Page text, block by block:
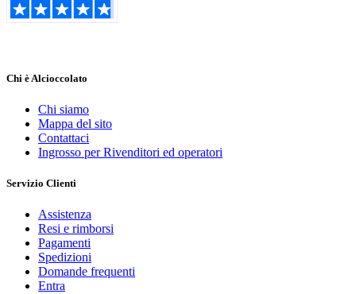
Chi è Alcioccolato
Chi siamo
Mappa del sito
Contattaci
Ingrosso per Rivenditori ed operatori
Servizio Clienti
Assistenza
Resi e rimborsi
Pagamenti
Spedizioni
Domande frequenti
Entra